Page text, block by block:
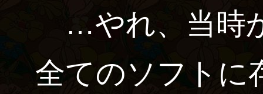
…やれ、当時
全てのソフトに